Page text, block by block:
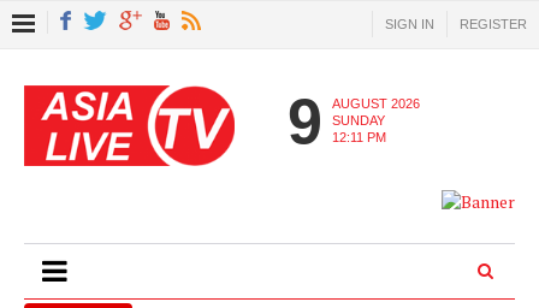
SIGN IN REGISTER
9
AUGUST 2026
SUNDAY
12:11 PM